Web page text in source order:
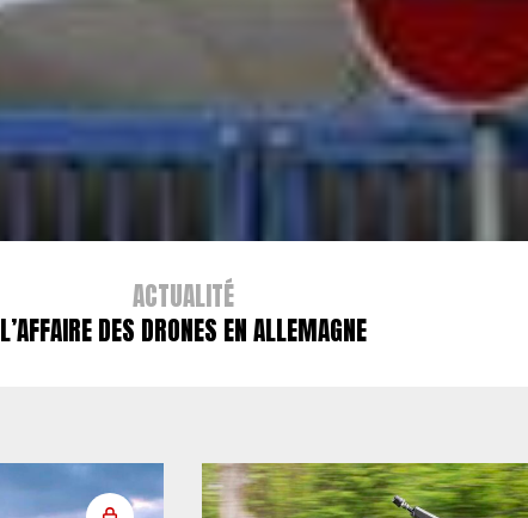
ACTUALITÉ
L’AFFAIRE DES DRONES EN ALLEMAGNE